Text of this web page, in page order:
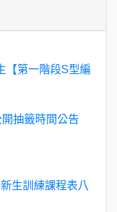
【第一階段S型編
抽籤時間公告
生訓練課程表八